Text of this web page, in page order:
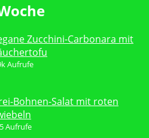
Zucchini-Carbonara mit
Aufrufe
Bohnen-Salat mit roten
Aufrufe